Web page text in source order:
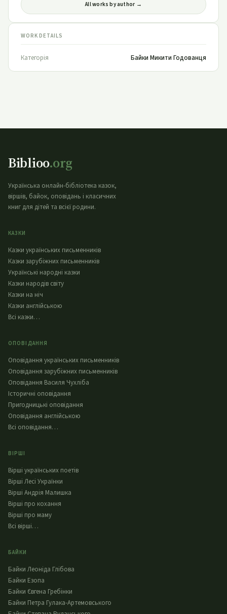
All works by author →
WORK DETAILS
Категорія Байки Микити Годованця
Biblioo.org
Українська онлайн-бібліотека казок,
віршів, байок, оповідань і класичних
книг для дітей та всієї родини.
КАЗКИ
Казки українських письменників
Казки зарубіжних письменників
Українські народні казки
Казки народів світу
Казки на ніч
Казки англійською
Всі казки…
ОПОВІДАННЯ
Оповідання українських письменників
Оповідання зарубіжних письменників
Оповідання Василя Чухліба
Історичні оповідання
Пригодницькі оповідання
Оповідання англійською
Всі оповідання…
ВІРШІ
Вірші українських поетів
Вірші Лесі Українки
Вірші Андрія Малишка
Вірші про кохання
Вірші про маму
Всі вірші…
БАЙКИ
Байки Леоніда Глібова
Байки Езопа
Байки Євгена Гребінки
Байки Петра Гулака-Артемовського